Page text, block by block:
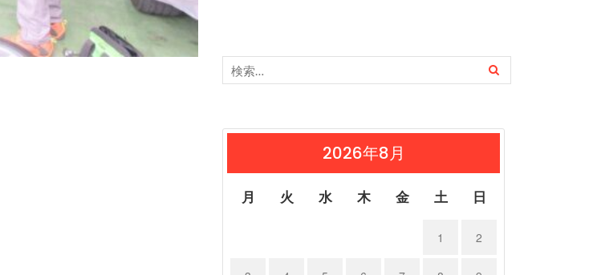
2026年8月
月 火 水 木 金 土 日
1 2